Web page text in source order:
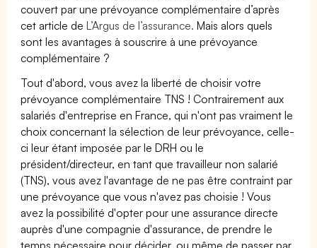
couvert par une prévoyance complémentaire d’après
cet article deL’Argus de l’assurance. Mais alors quels
sont les avantages à souscrire à une prévoyance
complémentaire ?
Tout d'abord, vous avez la liberté de choisir votre
prévoyance complémentaire TNS ! Contrairement aux
salariés d'entreprise en France, qui n'ont pas vraiment le
choix concernant la sélection de leur prévoyance, celle-
ci leur étant imposée par le DRH ou le
président/directeur, en tant que travailleur non salarié
(TNS), vous avez l'avantage de ne pas être contraint par
une prévoyance que vous n'avez pas choisie ! Vous
avez la possibilité d'opter pour une assurance directe
auprès d'une compagnie d'assurance, de prendre le
temps nécessaire pour décider, ou même de passer par